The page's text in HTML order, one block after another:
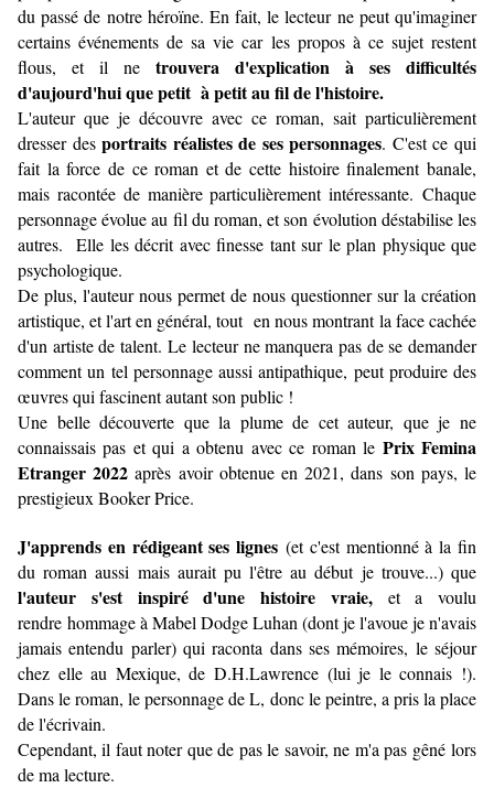
du passé de notre héroïne. En fait, le lecteur ne peut qu'imaginer
certains événements de sa vie car les propos à ce sujet restent
flous, et il ne trouvera d'explication à ses difficultés
d'aujourd'hui que petit à petit au fil de l'histoire.
L'auteur que je découvre avec ce roman, sait particulièrement
dresser desportraits réalistes de ses personnages. C'est ce qui
fait la force de ce roman et de cette histoire finalement banale,
mais racontée de manière particulièrement intéressante. Chaque
personnage évolue au fil du roman, et son évolution déstabilise les
autres. Elle les décrit avec finesse tant sur le plan physique que
psychologique.
De plus, l'auteur nous permet de nous questionner sur la création
artistique, et l'art en général, tout en nous montrant la face cachée
d'un artiste de talent. Le lecteur ne manquera pas de se demander
comment un tel personnage aussi antipathique, peut produire des
œuvres qui fascinent autant son public !
Une belle découverte que la plume de cet auteur, que je ne
connaissais pas et qui a obtenu avec ce roman le Prix Femina
Etranger 2022après avoir obtenue en 2021, dans son pays, le
prestigieux Booker Price.
J'apprends en rédigeant ses lignes (et c'est mentionné à la fin
du roman aussi mais aurait pu l'être au début je trouve...) que
l'auteur s'est inspiré d'une histoire vraie,et a voulu
rendre hommage à Mabel Dodge Luhan (dont je l'avoue je n'avais
jamais entendu parler) qui raconta dans ses mémoires, le séjour
chez elle au Mexique, de D.H.Lawrence (lui je le connais !).
Dans le roman, le personnage de L, donc le peintre, a pris la place
de l'écrivain.
Cependant, il faut noter que de pas le savoir, ne m'a pas gêné lors
de ma lecture.